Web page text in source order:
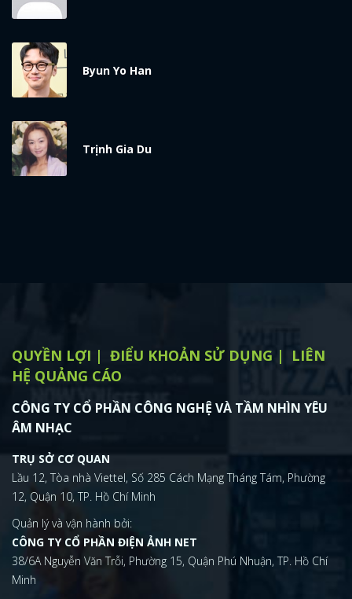
Byun Yo Han
Trịnh Gia Du
QUYỀN LỢI ĐIỂU KHOẢN SỬ DỤNG
LIÊN
HỆ QUẢNG CÁO
CÔNG TY CỔ PHẦN CÔNG NGHỆ VÀ TẦM NHÌN YÊU
ÂM NHẠC
TRỤ SỞ CƠ QUAN
Lầu 12, Tòa nhà Viettel, Số 285 Cách Mạng Tháng Tám, Phường
12, Quận 10, TP. Hồ Chí Minh
Quản lý và vận hành bởi:
CÔNG TY CỔ PHẦN ĐIỆN ẢNH NET
38/6A Nguyễn Văn Trỗi, Phường 15, Quận Phú Nhuận, TP. Hồ Chí
Minh